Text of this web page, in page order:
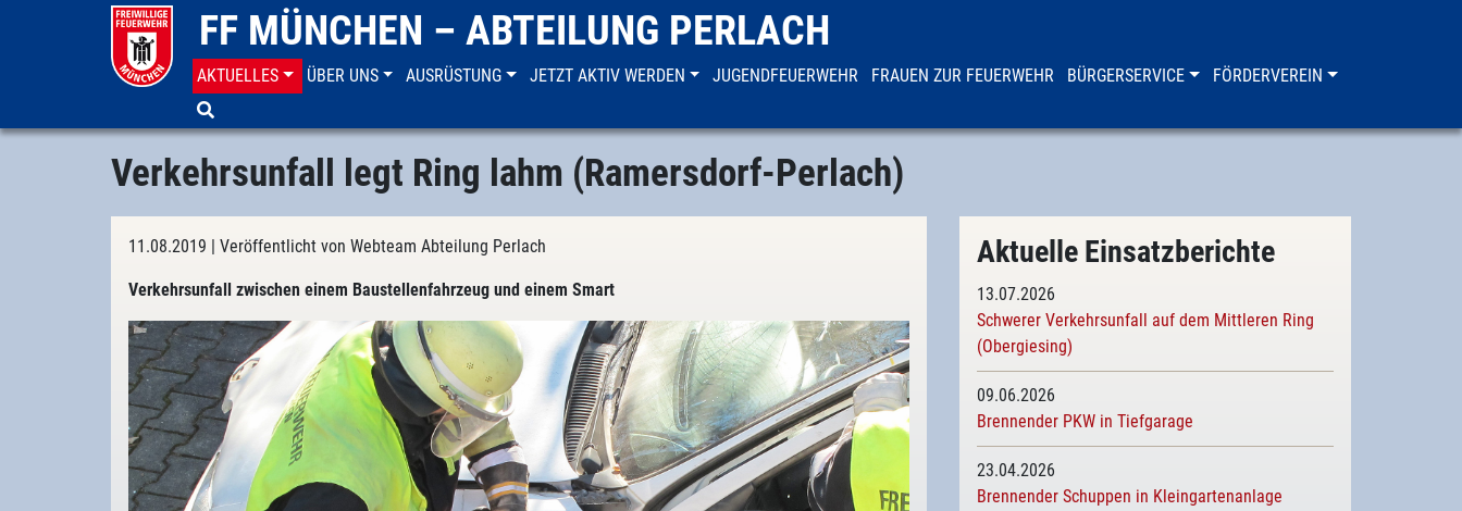
FF MÜNCHEN – ABTEILUNG PERLACH
AKTUELLES ÜBER UNS AUSRÜSTUNG JETZT AKTIV WERDEN JUGENDFEUERWEHR FRAUEN ZUR FEUERWEHR BÜRGERSERVICE FÖRDERVEREIN
Aktuelles
Verkehrsunfall legt Ring lahm (Ramersdorf-Perlach)
11.08.2019 | Veröffentlicht von Webteam Abteilung Perlach
Verkehrsunfall zwischen einem Baustellenfahrzeug und einem Smart
Aktuelle Einsatzberichte
13.07.2026
Schwerer Verkehrsunfall auf dem Mittleren Ring
(Obergiesing)
09.06.2026
Brennender PKW in Tiefgarage
23.04.2026
Brennender Schuppen in Kleingartenanlage